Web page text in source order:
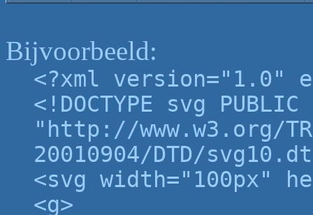
Bijvoorbeeld:
<?xml version="1.0"
<!DOCTYPE svg
"http://www.w3.org/
20010904/DTD/
<svg width="100px"
<g>